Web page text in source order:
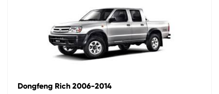
Dongfeng Rich 2006-2014